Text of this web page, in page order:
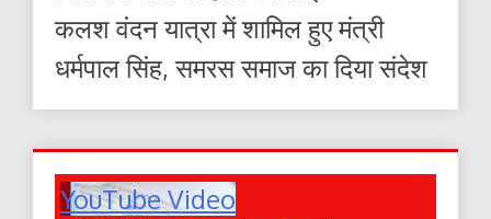
कलश वंदन यात्रा में शामिल हुए मंत्री
धर्मपाल सिंह, समरस समाज का दिया संदेश
YouTube Video